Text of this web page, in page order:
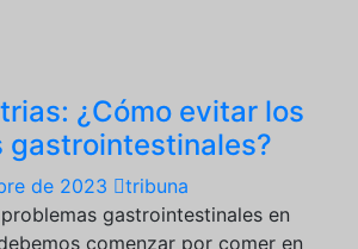
¿Cómo evitar los
gastrointestinales?
de 2023
tribuna
gastrointestinales en
comenzar por comer en